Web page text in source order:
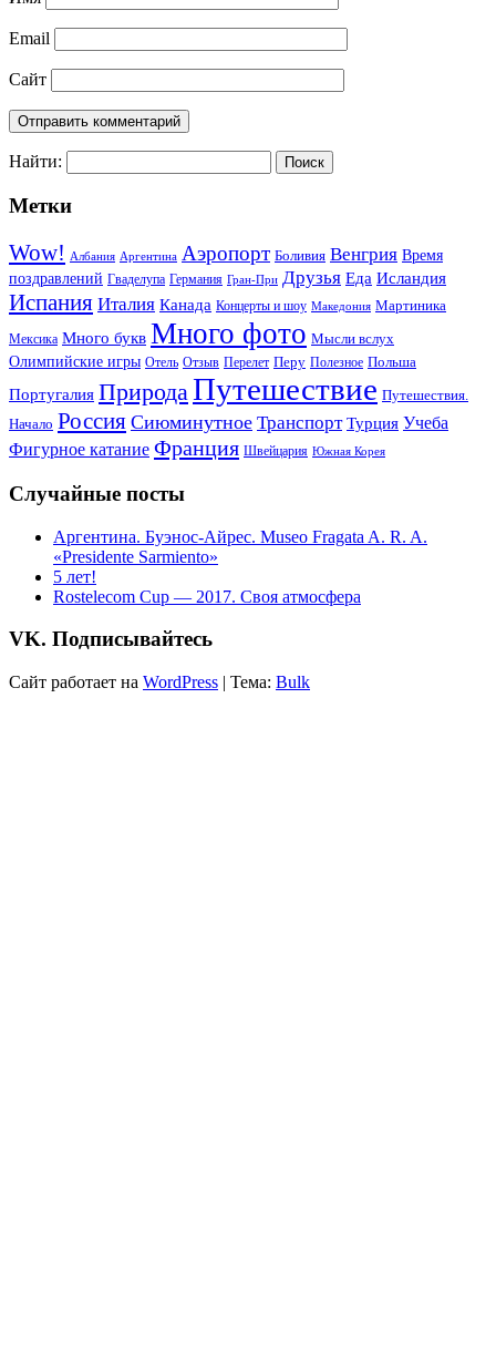
Email
Сайт
Найти:
Метки
Wow! Албания Аргентина Аэропорт Боливия Венгрия Время
поздравлений Гваделупа Германия Гран-При Друзья Еда Исландия
Испания Италия Канада Концерты и шоу Македония Мартиника
Мексика Много букв Много фото Мысли вслух
Олимпийские игры Отель Отзыв Перелет Перу Полезное Польша
Португалия ПриродаПутешествие Путешествия.
Начало Россия Сиюминутное Транспорт Турция Учеба
Фигурное катание Франция Швейцария Южная Корея
Случайные посты
Аргентина. Буэнос-Айрес. Museo Fragata A. R. A.
«Presidente Sarmiento»
5 лет!
Rostelecom Cup — 2017. Своя атмосфера
VK. Подписывайтесь
Сайт работает на WordPress | Тема: Bulk